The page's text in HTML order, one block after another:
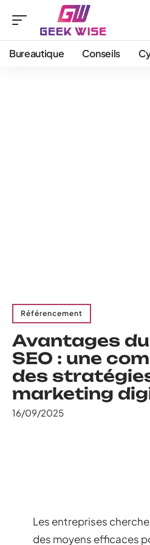
Bureautique Conseils
Référencement
Avantages du
SEO : une
des
marketing
16/09/2025
Les entreprises
des moyens efficaces